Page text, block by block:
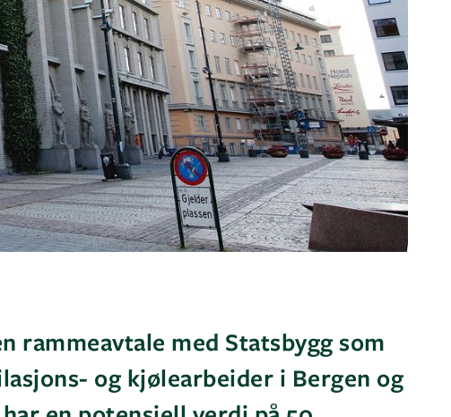
rammeavtale med Statsbygg som
og kjølearbeider i Bergen og